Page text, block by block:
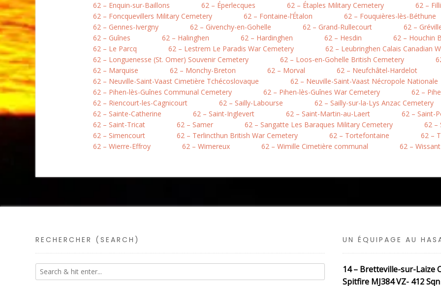
62 – Enquin-sur-Baillons
62 – Éperlecques 62 – Étaples Military Cemetery
62 –
62 – Foncquevillers Military Cemetery
62 – Fontaine-l’Étalon
62 – Fouquières-lès-Béthune
62 – Gennes-Ivergny
62 – Givenchy-en-Gohelle 62 – Grand-Rullecourt
62 –
62 – Guînes
62 – Halinghen 62 – Hardinghen 62 – Hesdin
62 – Houchin
62 – Le Parcq
62 – Lestrem Le Paradis War Cemetery
62 – Leubringhen Calais Canadian
62 – Longuenesse (St. Omer) Souvenir Cemetery
62 – Loos-en-Gohelle British Cemetery
62 – Marquise
62 – Monchy-Breton 62 – Morval
62 – Neufchâtel-Hardelot
62 – Neuville-Saint-Vaast Cimetière Tchécoslovaque
62 – Neuville-Saint-Vaast Nécropole Nationale
62 – Pihen-lès-Guînes Communal Cemetery
62 – Pihen-lès-Guînes War Cemetery
62 –
62 – Riencourt-les-Cagnicourt
62 – Sailly-Labourse
62 – Sailly-sur-la-Lys Anzac Cemetery
62 – Sainte-Catherine
62 – Saint-Inglevert 62 – Saint-Martin-au-Laert
62 – Saint-
62 – Saint-Tricat
62 – Samer 62 – Sangatte Les Baraques Military Cemetery
62 –
62 – Simencourt
62 – Terlincthun British War Cemetery 62 – Tortefontaine
62 –
62 – Wierre-Effroy
62 – Wimereux 62 – Wimille Cimetière communal 62 – Wissant
RECHERCHER (SEARCH) UN ÉQUIPAGE AU
14 – Bretteville-sur-Laize
Spitfire MJ384 VZ- 412